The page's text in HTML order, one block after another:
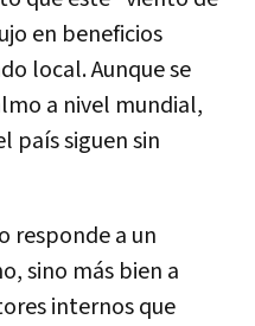
en beneficios
local. Aunque se
a nivel mundial,
país siguen sin
responde a un
sino más bien a
internos que